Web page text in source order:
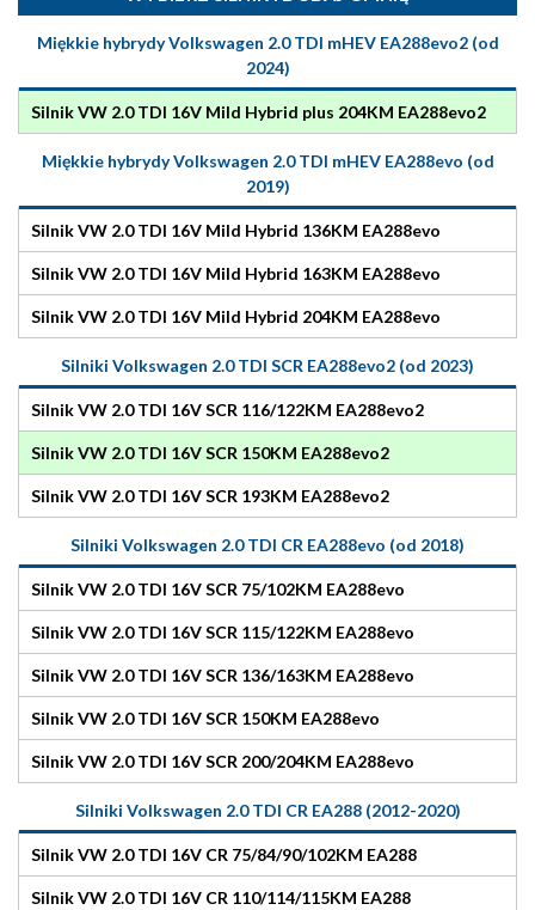
Miękkie hybrydy Volkswagen 2.0 TDI mHEV EA288evo2 (od
2024)
Silnik VW 2.0 TDI 16V Mild Hybrid plus 204KM EA288evo2
Miękkie hybrydy Volkswagen 2.0 TDI mHEV EA288evo (od
2019)
Silnik VW 2.0 TDI 16V Mild Hybrid 136KM EA288evo
Silnik VW 2.0 TDI 16V Mild Hybrid 163KM EA288evo
Silnik VW 2.0 TDI 16V Mild Hybrid 204KM EA288evo
Silniki Volkswagen 2.0 TDI SCR EA288evo2 (od 2023)
Silnik VW 2.0 TDI 16V SCR 116/122KM EA288evo2
Silnik VW 2.0 TDI 16V SCR 150KM EA288evo2
Silnik VW 2.0 TDI 16V SCR 193KM EA288evo2
Silniki Volkswagen 2.0 TDI CR EA288evo (od 2018)
Silnik VW 2.0 TDI 16V SCR 75/102KM EA288evo
Silnik VW 2.0 TDI 16V SCR 115/122KM EA288evo
Silnik VW 2.0 TDI 16V SCR 136/163KM EA288evo
Silnik VW 2.0 TDI 16V SCR 150KM EA288evo
Silnik VW 2.0 TDI 16V SCR 200/204KM EA288evo
Silniki Volkswagen 2.0 TDI CR EA288 (2012-2020)
Silnik VW 2.0 TDI 16V CR 75/84/90/102KM EA288
Silnik VW 2.0 TDI 16V CR 110/114/115KM EA288